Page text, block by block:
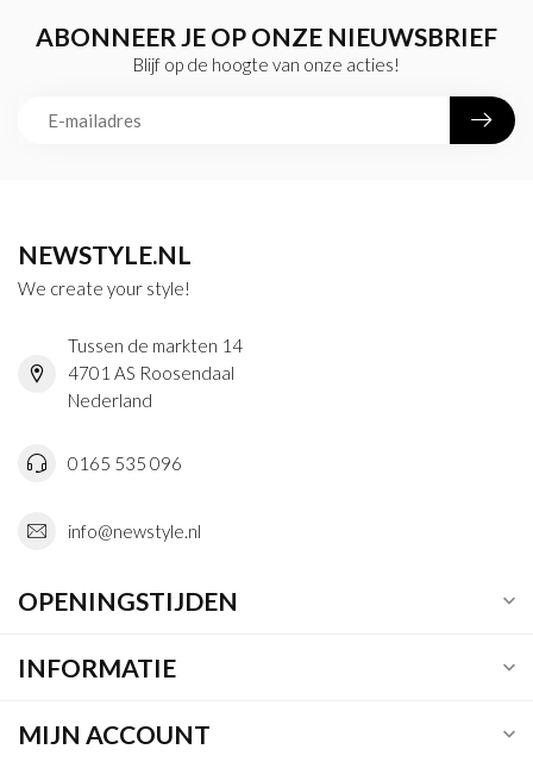
ABONNEER JE OP ONZE NIEUWSBRIEF
Blijf op de hoogte van onze acties!
NEWSTYLE.NL
We create your style!
Tussen de markten 14
4701 AS Roosendaal
Nederland
0165 535 096
info@newstyle.nl
OPENINGSTIJDEN
INFORMATIE
MIJN ACCOUNT